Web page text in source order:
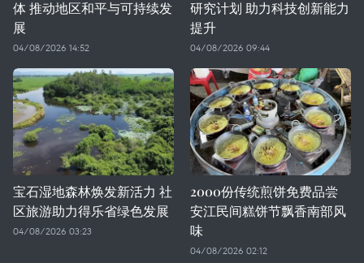
体 推动地区和平与可持续发
展
04/08/2026 14:52
研究计划 助力科技创新能力
提升
04/08/2026 09:44
宝石湿地森林焕发新活力 社
区旅游助力得乐省绿色发展
04/08/2026 03:23
2000份传统煎饼免费品尝
安江民间糕饼节飘香南部风
味
04/08/2026 02:12